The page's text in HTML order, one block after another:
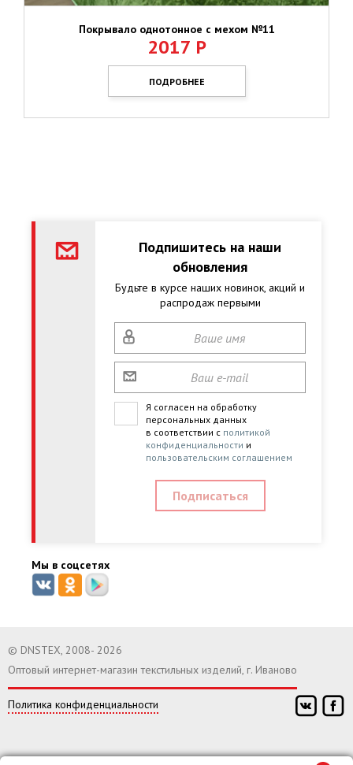
Покрывало однотонное с мехом №11
2017 Р
ПОДРОБНЕЕ
Подпишитесь на наши
обновления
Будьте в курсе наших новинок, акций и
распродаж первыми
Я согласен на обработку
персональных данных
в соответствии с политикой
конфиденциальности и
пользовательским соглашением
Мы в соцсетях
© DNSTEX, 2008- 2026
Оптовый интернет-магазин текстильных изделий, г. Иваново
Политика конфиденциальности